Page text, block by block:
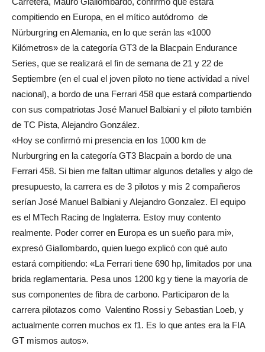
compitiendo en Europa, en el mítico autódromo de
Nürburgring en Alemania, en lo que serán las «1000
Kilómetros» de la categoría GT3 de la Blacpain Endurance
Series, que se realizará el fin de semana de 21 y 22 de
Septiembre (en el cual el joven piloto no tiene actividad a nivel
nacional), a bordo de una Ferrari 458 que estará compartiendo
con sus compatriotas José Manuel Balbiani y el piloto también
de TC Pista, Alejandro González.
«Hoy se confirmó mi presencia en los 1000 km de
Nurburgring en la categoría GT3 Blacpain a bordo de una
Ferrari 458. Si bien me faltan ultimar algunos detalles y algo de
presupuesto, la carrera es de 3 pilotos y mis 2 compañeros
serían José Manuel Balbiani y Alejandro Gonzalez. El equipo
es el MTech Racing de Inglaterra. Estoy muy contento
realmente. Poder correr en Europa es un sueño para mi»,
expresó Giallombardo, quien luego explicó con qué auto
estará compitiendo: «La Ferrari tiene 690 hp, limitados por una
brida reglamentaria. Pesa unos 1200 kg y tiene la mayoría de
sus componentes de fibra de carbono. Participaron de la
carrera pilotazos como Valentino Rossi y Sebastian Loeb, y
actualmente corren muchos ex f1. Es lo que antes era la FIA
GT mismos autos».